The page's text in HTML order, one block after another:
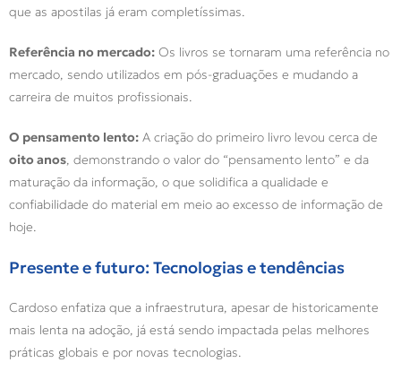
que as apostilas já eram completíssimas.
Referência no mercado: Os livros se tornaram uma referência no
mercado, sendo utilizados em pós-graduações e mudando a
carreira de muitos profissionais.
O pensamento lento: A criação do primeiro livro levou cerca de
oito anos, demonstrando o valor do “pensamento lento” e da
maturação da informação, o que solidifica a qualidade e
confiabilidade do material em meio ao excesso de informação de
hoje.
Presente e futuro: Tecnologias e tendências
Cardoso enfatiza que a infraestrutura, apesar de historicamente
mais lenta na adoção, já está sendo impactada pelas melhores
práticas globais e por novas tecnologias.